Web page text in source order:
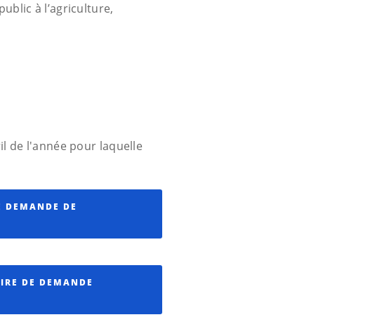
à l’agriculture,
de l'année pour laquelle
DEMANDE DE
DE DEMANDE